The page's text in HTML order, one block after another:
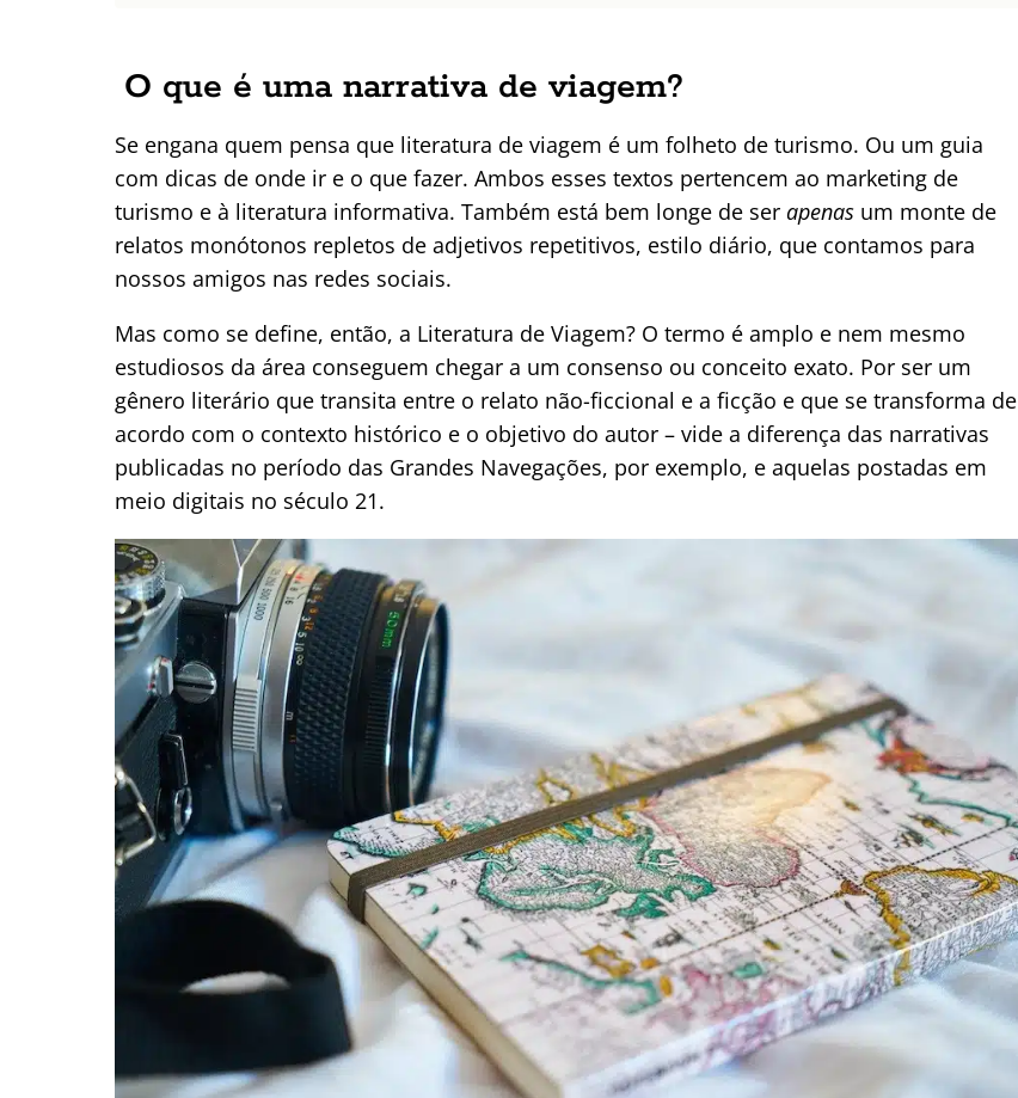
O que é uma narrativa de viagem?
Se engana quem pensa que literatura de viagem é um folheto de turismo. Ou um guia
com dicas de onde ir e o que fazer. Ambos esses textos pertencem ao marketing de
turismo e à literatura informativa. Também está bem longe de ser apenas um monte de
relatos monótonos repletos de adjetivos repetitivos, estilo diário, que contamos para
nossos amigos nas redes sociais.
Mas como se define, então, a Literatura de Viagem? O termo é amplo e nem mesmo
estudiosos da área conseguem chegar a um consenso ou conceito exato. Por ser um
gênero literário que transita entre o relato não-ficcional e a ficção e que se transforma de
acordo com o contexto histórico e o objetivo do autor – vide a diferença das narrativas
publicadas no período das Grandes Navegações, por exemplo, e aquelas postadas em
meio digitais no século 21.